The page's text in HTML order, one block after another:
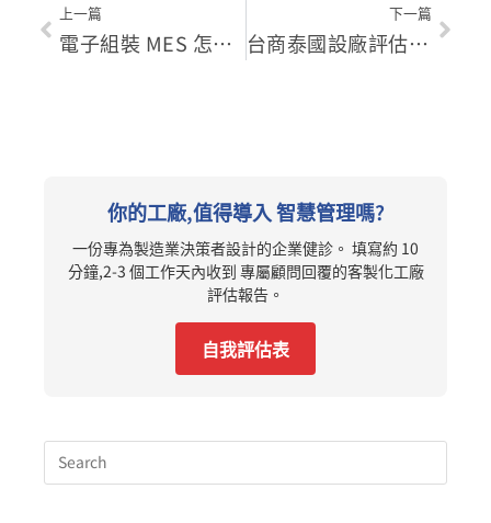
你的工廠,值得導入 智慧管理嗎?
一份專為製造業決策者設計的企業健診。 填寫約 10
分鐘,2-3 個工作天內收到 專屬顧問回覆的客製化工廠
評估報告。
自我評估表
上一篇
電子組裝 MES 怎麼導入？SMT 產線痛點與整廠整合實例
下一篇
台商泰國設廠評估清單：五個維度，最後一個最常被漏掉